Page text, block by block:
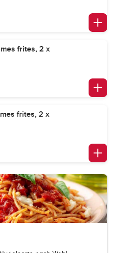
frites, 2 x
frites, 2 x